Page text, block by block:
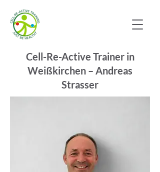
Cell-Re-Active Trainer in
Weißkirchen – Andreas
Strasser